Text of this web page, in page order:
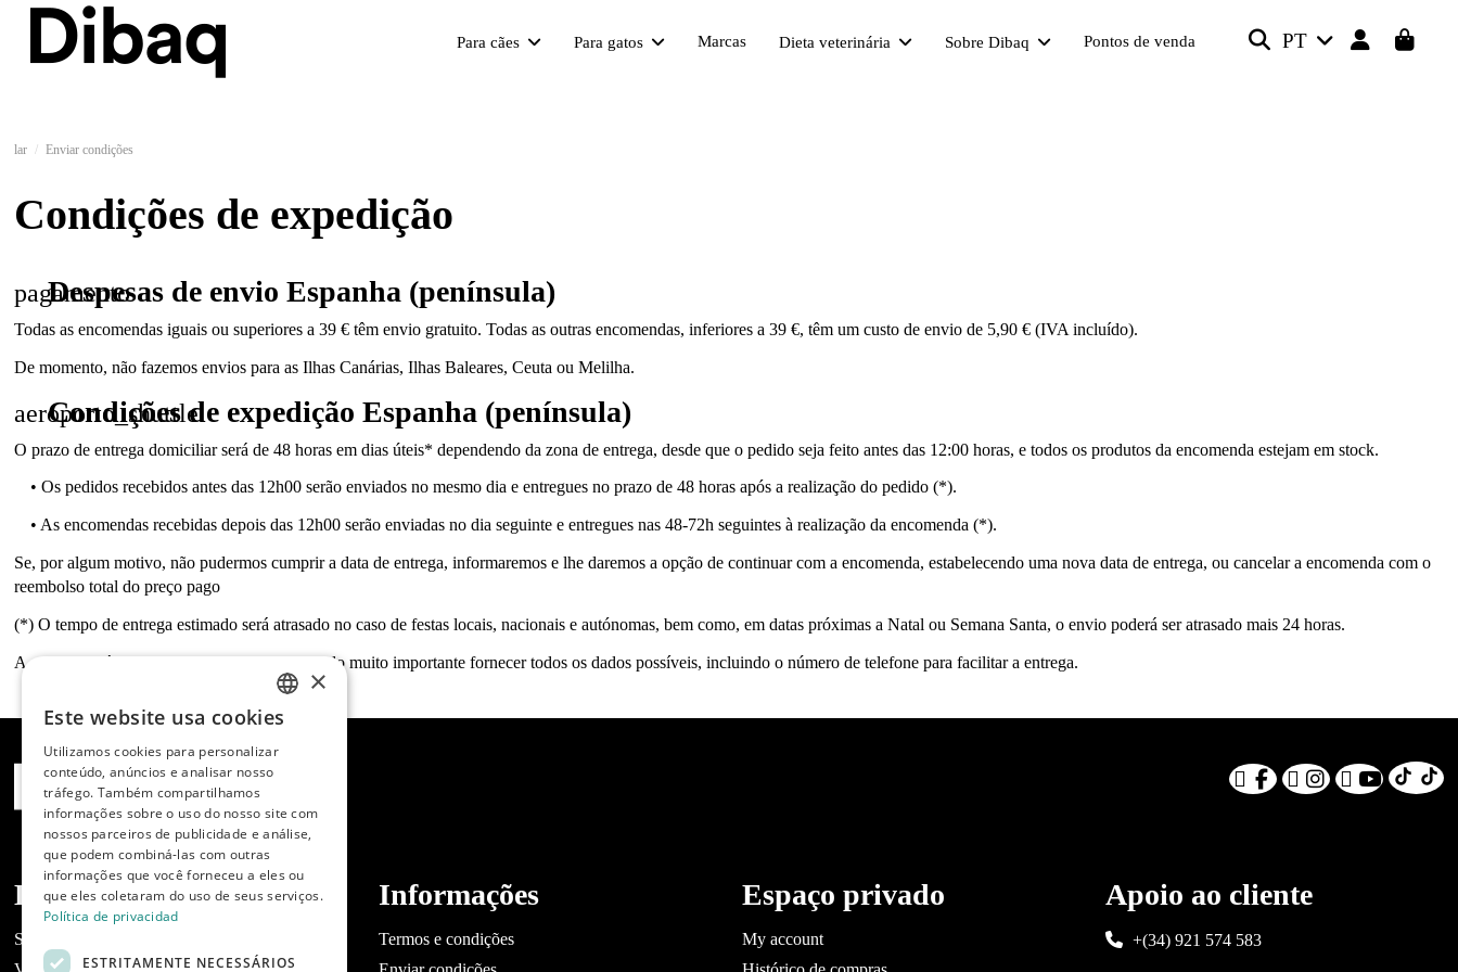
Para cães Para gatos Marcas Dieta veterinária Sobre Dibaq Pontos de venda PT
lar Enviar condições
Condições de expedição
pagamento
Despesas de envio Espanha (península)
Todas as encomendas iguais ou superiores a 39 € têm envio gratuito. Todas as outras encomendas, inferiores a 39 €, têm um custo de envio de 5,90 € (IVA incluído).
De momento, não fazemos envios para as Ilhas Canárias, Ilhas Baleares, Ceuta ou Melilha.
aeroporto_shuttle
Condições de expedição Espanha (península)
O prazo de entrega domiciliar será de 48 horas em dias úteis* dependendo da zona de entrega, desde que o pedido seja feito antes das 12:00 horas, e todos os produtos da encomenda estejam em stock.
• Os pedidos recebidos antes das 12h00 serão enviados no mesmo dia e entregues no prazo de 48 horas após a realização do pedido (*).
• As encomendas recebidas depois das 12h00 serão enviadas no dia seguinte e entregues nas 48-72h seguintes à realização da encomenda (*).
Se, por algum motivo, não pudermos cumprir a data de entrega, informaremos e lhe daremos a opção de continuar com a encomenda, estabelecendo uma nova data de entrega, ou cancelar a encomenda com o
reembolso total do preço pago
(*) O tempo de entrega estimado será atrasado no caso de festas locais, nacionais e autónomas, bem como, em datas próximas a Natal ou Semana Santa, o envio poderá ser atrasado mais 24 horas.
A entrega será feita no endereço indicado, sendo muito importante fornecer todos os dados possíveis, incluindo o número de telefone para facilitar a entrega.
Dibaq
Sobre a Dibaq
Informações
Termos e condições
Espaço privado
My account
Apoio ao cliente
+(34) 921 574 583
SPANISH
PORTUGUESE
×
Este website usa cookies
Utilizamos cookies para personalizar
conteúdo, anúncios e analisar nosso
tráfego. Também compartilhamos
informações sobre o uso do nosso site com
nossos parceiros de publicidade e análise,
que podem combiná-las com outras
informações que você forneceu a eles ou
que eles coletaram do uso de seus serviços.
Política de privacidad
ESTRITAMENTE NECESSÁRIOS